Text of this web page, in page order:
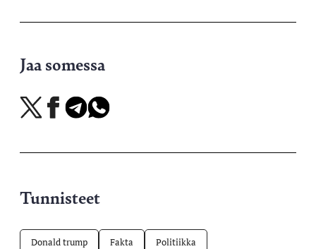
Jaa somessa
Jaa
X-
Jaa
Facebookissa
Jaa
Telegramissa
Jaa
WhatsAppissa
Tunnisteet
Donald trump Fakta Politiikka